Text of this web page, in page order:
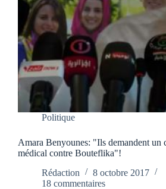
Politique
Amara Benyounes: "Ils demandent un
médical contre Bouteflika"!
Rédaction
8 octobre 2017
18 commentaires